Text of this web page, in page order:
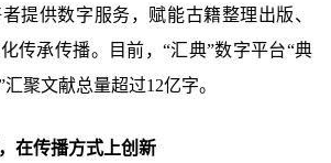
提供数字服务，赋能古籍整理出版、
传承传播。目前，“汇典”数字平台“典
聚文献总量超过12亿字。
在传播方式上创新